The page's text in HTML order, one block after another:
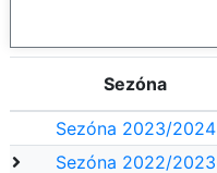
Sezóna
Sezóna 2023/2024
Sezóna 2022/2023